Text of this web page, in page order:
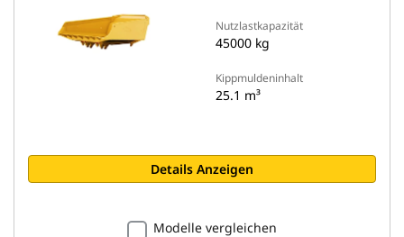
Nutzlastkapazität
45000 kg
Kippmuldeninhalt
25.1 m³
Details Anzeigen
Modelle vergleichen